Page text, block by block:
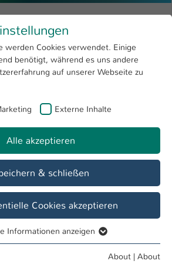
Menu
4
Open submenu
Sciences
werden Cookies verwendet. Einige
benötigt, während es uns andere
auf unserer Webseite zu
Externe Inhalte
Alle akzeptieren
& schließen
Cookies akzeptieren
werden für grundlegende Funktionen
Informationen anzeigen
About | About